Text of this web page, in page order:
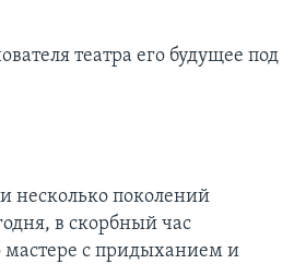
театра его будущее под
несколько поколений
в скорбный час
мастере с придыханием и